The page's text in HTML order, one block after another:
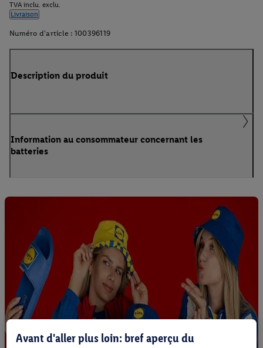
TVA inclu. exclu.
Livraison
Numéro d'article : 100396119
Description du produit
Information au consommateur concernant les
batteries
Avant d'aller plus loin: bref aperçu du